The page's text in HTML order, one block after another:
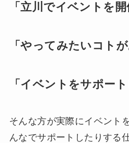
「立川でイベントを
「やってみたいコトが
「イベントをサポート
そんな方が実際にイベント
んなでサポートしたりする